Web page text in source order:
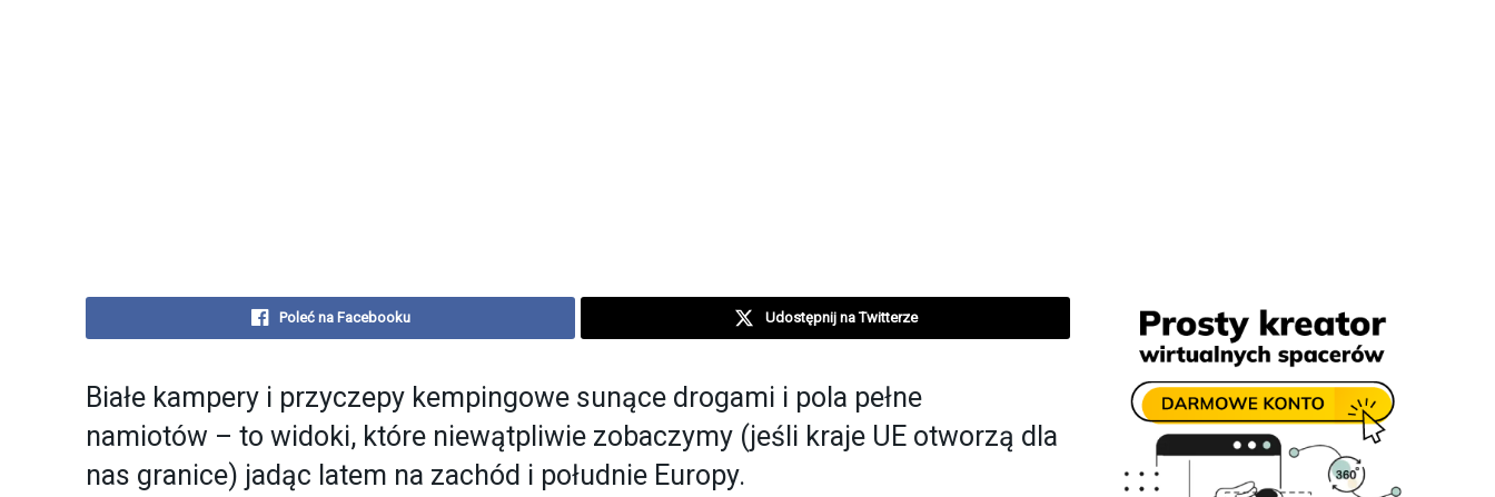
Poleć na Facebooku Udostępnij na Twitterze
Białe kampery i przyczepy kempingowe sunące drogami i pola pełne
namiotów – to widoki, które niewątpliwie zobaczymy (jeśli kraje UE otworzą dla
nas granice) jadąc latem na zachód i południe Europy.